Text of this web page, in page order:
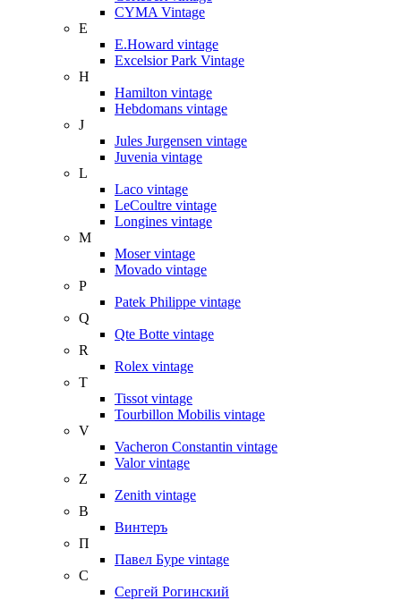
CYMA Vintage
E
E.Howard vintage
Excelsior Park Vintage
H
Hamilton vintage
Hebdomans vintage
J
Jules Jurgensen vintage
Juvenia vintage
L
Laco vintage
LeCoultre vintage
Longines vintage
M
Moser vintage
Movado vintage
P
Patek Philippe vintage
Q
Qte Botte vintage
R
Rolex vintage
T
Tissot vintage
Tourbillon Mobilis vintage
V
Vacheron Constantin vintage
Valor vintage
Z
Zenith vintage
В
Винтеръ
П
Павел Буре vintage
С
Сергей Рогинский